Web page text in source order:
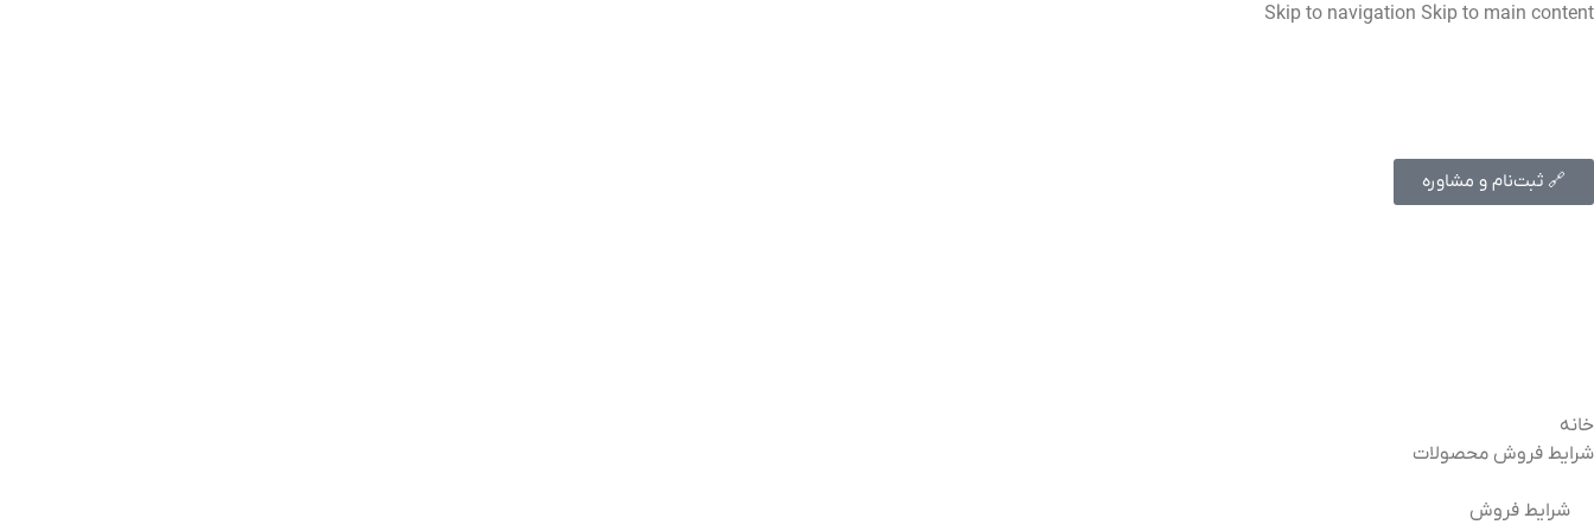
Skip to navigation Skip to main content
🔗 ثبت‌نام و مشاوره
خانه
شرایط فروش محصولات
شرایط فروش